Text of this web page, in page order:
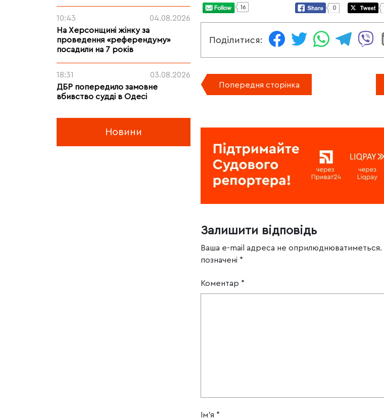
10:43
04.08.2026
На Херсонщині жінку за
проведення «референдуму»
посадили на 7 років
18:31
03.08.2026
ДБР попередило замовне
вбивство судді в Одесі
Новини
16 0
Поділитися:
Попередня сторінка
Залишити відповідь
Ваша e-mail адреса не оприлюднюватиметься.
позначені *
Коментар *
Ім'я *